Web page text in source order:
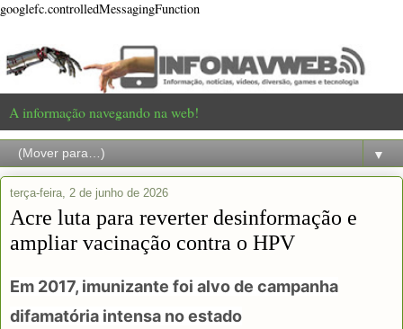
googlefc.controlledMessagingFunction
A informação navegando na web!
▼
terça-feira, 2 de junho de 2026
Acre luta para reverter desinformação e
ampliar vacinação contra o HPV
Em 2017, imunizante foi alvo de campanha
difamatória intensa no estado